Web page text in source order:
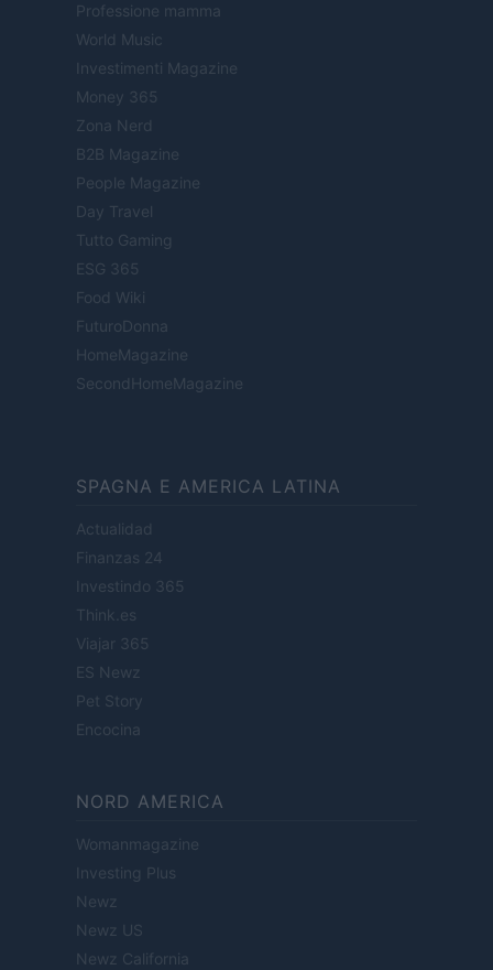
Professione mamma
World Music
Investimenti Magazine
Money 365
Zona Nerd
B2B Magazine
People Magazine
Day Travel
Tutto Gaming
ESG 365
Food Wiki
FuturoDonna
HomeMagazine
SecondHomeMagazine
SPAGNA E AMERICA LATINA
Actualidad
Finanzas 24
Investindo 365
Think.es
Viajar 365
ES Newz
Pet Story
Encocina
NORD AMERICA
Womanmagazine
Investing Plus
Newz
Newz US
Newz California